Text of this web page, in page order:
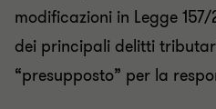
modificazioni in Legge 157/
dei principali delitti
“presupposto” per la